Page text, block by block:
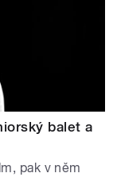
balet a
pak v něm